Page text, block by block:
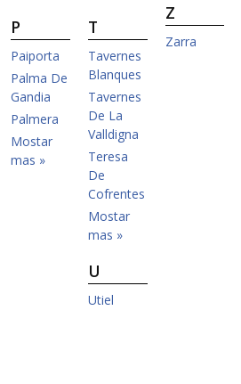
P
Paiporta
Palma De
Gandia
Palmera
Mostar
mas »
T
Tavernes
Blanques
Tavernes
De La
Valldigna
Teresa
De
Cofrentes
Mostar
mas »
U
Utiel
Z
Zarra